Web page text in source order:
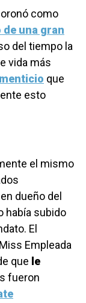
como
de una gran
del tiempo la
vida más
que
esto
el mismo
dueño del
había subido
El
Empleada
que le
fueron